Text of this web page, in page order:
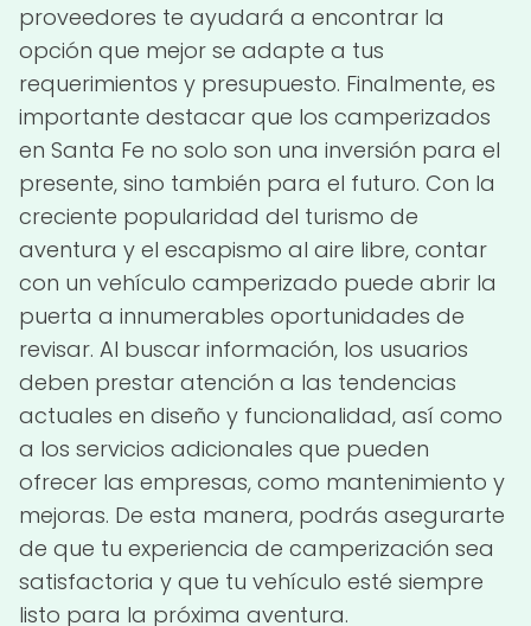
proveedores te ayudará a encontrar la
opción que mejor se adapte a tus
requerimientos y presupuesto. Finalmente, es
importante destacar que los camperizados
en Santa Fe no solo son una inversión para el
presente, sino también para el futuro. Con la
creciente popularidad del turismo de
aventura y el escapismo al aire libre, contar
con un vehículo camperizado puede abrir la
puerta a innumerables oportunidades de
revisar. Al buscar información, los usuarios
deben prestar atención a las tendencias
actuales en diseño y funcionalidad, así como
a los servicios adicionales que pueden
ofrecer las empresas, como mantenimiento y
mejoras. De esta manera, podrás asegurarte
de que tu experiencia de camperización sea
satisfactoria y que tu vehículo esté siempre
listo para la próxima aventura.